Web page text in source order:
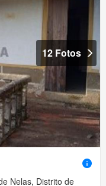
12 Fotos
Nelas, Distrito de